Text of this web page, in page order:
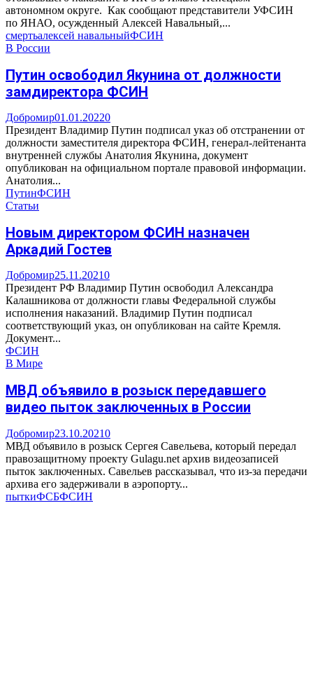
автономном округе. Как сообщают представители УФСИН
по ЯНАО, осужденный Алексей Навальный,...
смертьалексей навальныйФСИН
В России
Путин освободил Якунина от должности
замдиректора ФСИН
Добромир01.01.20220
Президент Владимир Путин подписал указ об отстранении от
должности заместителя директора ФСИН, генерал-лейтенанта
внутренней службы Анатолия Якунина, документ
опубликован на официальном портале правовой информации.
Анатолия...
ПутинФСИН
Статьи
Новым директором ФСИН назначен
Аркадий Гостев
Добромир25.11.20210
Президент РФ Владимир Путин освободил Александра
Калашникова от должности главы Федеральной службы
исполнения наказаний. Владимир Путин подписал
соответствующий указ, он опубликован на сайте Кремля.
Документ...
ФСИН
В Мире
МВД объявило в розыск передавшего
видео пыток заключенных в России
Добромир23.10.20210
МВД объявило в розыск Сергея Савельева, который передал
правозащитному проекту Gulagu.net архив видеозаписей
пыток заключенных. Савельев рассказывал, что из-за передачи
архива его задерживали в аэропорту...
пыткиФСБФСИН